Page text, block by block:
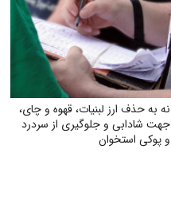
نه به حذف ارز لبنیات، قهوه و چای،
جهت شادابی و جلوگیری از سردرد
و پوکی استخوان